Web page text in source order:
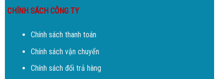
CHÍNH SÁCH CÔNG TY
Chính sách thanh toán
Chính sách vận chuyển
Chính sách đổi trả hàng